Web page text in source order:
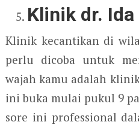
Klinik dr.
Klinik kecantikan di
perlu dicoba untuk
wajah kamu adalah
ini buka mulai pukul 9
sore ini professional